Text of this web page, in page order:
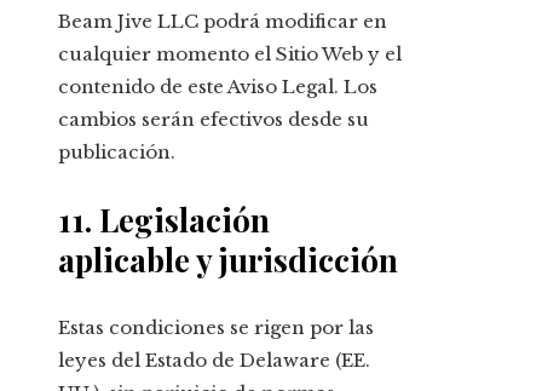
Beam Jive LLC podrá modificar en
cualquier momento el Sitio Web y el
contenido de este Aviso Legal. Los
cambios serán efectivos desde su
publicación.
11. Legislación
aplicable y jurisdicción
Estas condiciones se rigen por las
leyes del Estado de Delaware (EE.